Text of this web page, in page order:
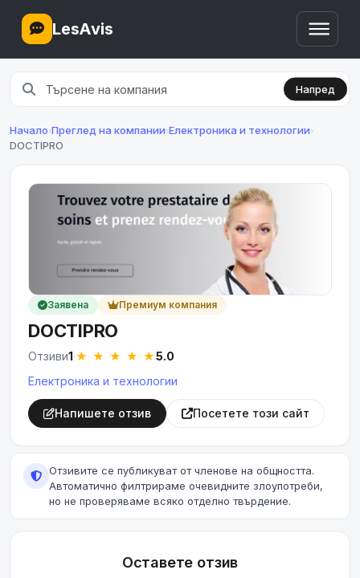
LesAvis
Напред
Начало›Преглед на компании›Електроника и технологии›
DOCTIPRO
Заявена Премиум компания
DOCTIPRO
Отзиви1·★ ★ ★ ★ ★5.0
Електроника и технологии
Напишете отзив Посетете този сайт
Отзивите се публикуват от членове на общността.
Автоматично филтрираме очевидните злоупотреби,
но не проверяваме всяко отделно твърдение.
Оставете отзив